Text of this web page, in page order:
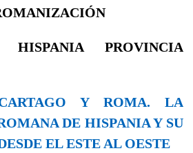
PROVINCIA
Y ROMA. LA
DE HISPANIA Y SU
EL ESTE AL OESTE